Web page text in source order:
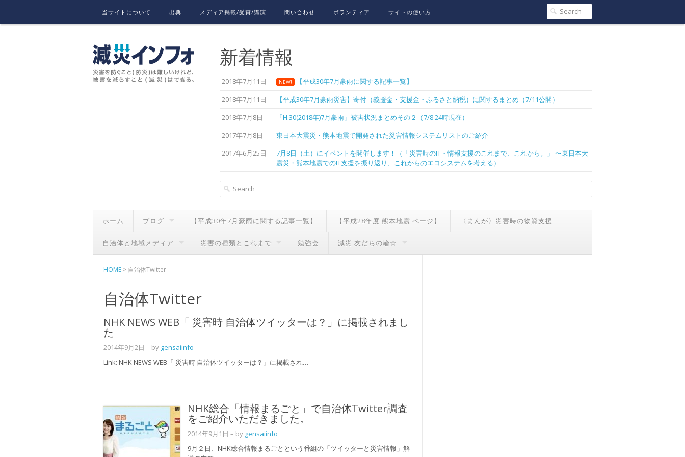
当サイトについて 出典 メディア掲載/受賞/講演 問い合わせ ボランティア サイトの使い方
新着情報
2018年7月11日 NEW! 【平成30年7月豪雨に関する記事一覧】
2018年7月11日
【平成30年7月豪雨災害】寄付（義援金・支援金・ふるさと納税）に関するまとめ（7/11公開）
2018年7月8日
「H.30(2018年)7月豪雨」被害状況まとめその２（7/8 24時現在）
2017年7月8日
東日本大震災・熊本地震で開発された災害情報システムリストのご紹介
2017年6月25日
7月8日（土）にイベントを開催します！（「災害時のIT・情報支援のこれまで、これから。」 〜東日本大
震災・熊本地震でのIT支援を振り返り、これからのエコシステムを考える）
ホーム ブログ 【平成30年7月豪雨に関する記事一覧】 【平成28年度 熊本地震 ページ】 〈まんが〉災害時の物資支援
自治体と地域メディア 災害の種類とこれまで 勉強会 減災 友だちの輪☆
HOME > 自治体Twitter
自治体Twitter
NHK NEWS WEB「 災害時 自治体ツイッターは？」に掲載されまし
た
2014年9月2日 – by gensaiinfo
Link: NHK NEWS WEB「 災害時 自治体ツイッターは？」に掲載され…
NHK総合「情報まるごと」で自治体Twitter調査
をご紹介いただきました。
2014年9月1日 – by gensaiinfo
9月２日、NHK総合情報まるごとという番組の「ツイッターと災害情報」解